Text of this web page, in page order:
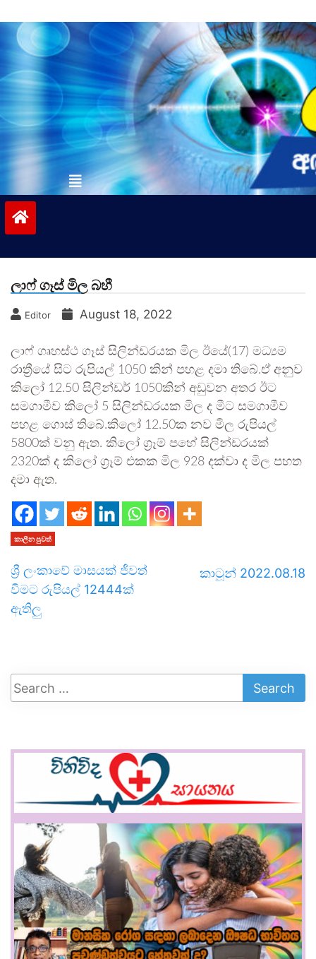
to
contentvinivida.lk
ලාෆ් ගෑස් මිල බහී
Editor August 18, 2022
ලාෆ් ගෘහස්ථ ගෑස් සිලින්ඩරයක මිල ඊයේ(17) මධ්‍යම
රාත්‍රීයේ සිට රුපියල් 1050 කින් පහළ දමා තිබේ.ඒ අනුව
කිලෝ 12.50 සිලින්ඩර් 1050කින් අඩුවන අතර ඊට
සමගාමීව කිලෝ 5 සිලින්ඩරයක මිල ද මීට සමගාමීව
පහළ ගොස් තිබේ.කිලෝ 12.50ක නව මිල රුපියල්
5800ක් වනු ඇත. කිලෝ ග්‍රෑම් පහේ සිලින්ඩරයක්
2320ක් ද කිලෝ ග්‍රෑම් එකක මිල 928 දක්වා ද මිල පහත
දමා ඇත.
කාලීන පුවත්
ශ්‍රී ලංකාවේ මාසයක් ජීවත්
වීමට රුපියල් 12444ක්
ඇතිලු
කාටූන් 2022.08.18